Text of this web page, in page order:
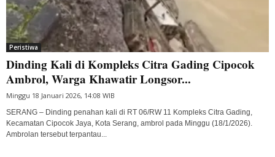
Peristiwa
Dinding Kali di Kompleks Citra Gading Cipocok
Ambrol, Warga Khawatir Longsor...
Minggu 18 Januari 2026, 14:08 WIB
SERANG – Dinding penahan kali di RT 06/RW 11 Kompleks Citra Gading,
Kecamatan Cipocok Jaya, Kota Serang, ambrol pada Minggu (18/1/2026).
Ambrolan tersebut terpantau...